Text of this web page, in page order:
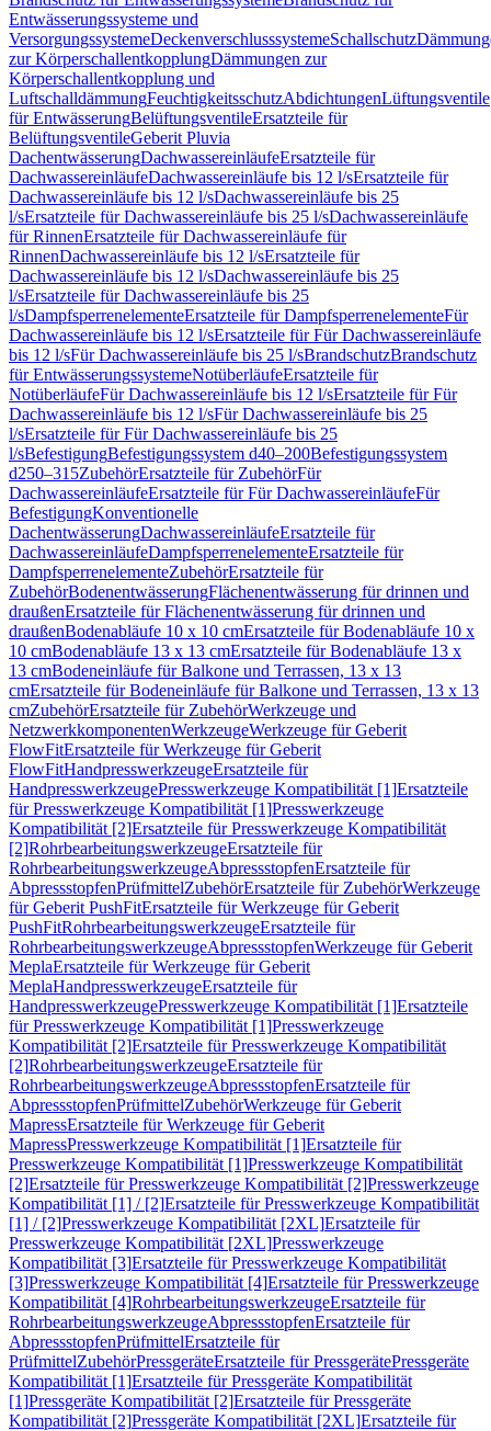
Entwässerungssysteme und
VersorgungssystemeDeckenverschlusssystemeSchallschutz
zur KörperschallentkopplungDämmungen zur
Körperschallentkopplung und
LuftschalldämmungFeuchtigkeitsschutzAbdichtungenLüftungsventile
für EntwässerungBelüftungsventileErsatzteile für
BelüftungsventileGeberit Pluvia
DachentwässerungDachwassereinläufeErsatzteile für
DachwassereinläufeDachwassereinläufe bis 12 l/sErsatzteile für
Dachwassereinläufe bis 12 l/sDachwassereinläufe bis 25
l/sErsatzteile für Dachwassereinläufe bis 25 l/sDachwassereinläufe
für RinnenErsatzteile für Dachwassereinläufe für
RinnenDachwassereinläufe bis 12 l/sErsatzteile für
Dachwassereinläufe bis 12 l/sDachwassereinläufe bis 25
l/sErsatzteile für Dachwassereinläufe bis 25
l/sDampfsperrenelementeErsatzteile für DampfsperrenelementeFür
Dachwassereinläufe bis 12 l/sErsatzteile für Für Dachwassereinläufe
bis 12 l/sFür Dachwassereinläufe bis 25 l/sBrandschutzBrandschutz
für EntwässerungssystemeNotüberläufeErsatzteile für
NotüberläufeFür Dachwassereinläufe bis 12 l/sErsatzteile für Für
Dachwassereinläufe bis 12 l/sFür Dachwassereinläufe bis 25
l/sErsatzteile für Für Dachwassereinläufe bis 25
l/sBefestigungBefestigungssystem d40–200Befestigungssystem
d250–315ZubehörErsatzteile für ZubehörFür
DachwassereinläufeErsatzteile für Für DachwassereinläufeFür
BefestigungKonventionelle
DachentwässerungDachwassereinläufeErsatzteile für
DachwassereinläufeDampfsperrenelementeErsatzteile für
DampfsperrenelementeZubehörErsatzteile für
ZubehörBodenentwässerungFlächenentwässerung für drinnen und
draußenErsatzteile für Flächenentwässerung für drinnen und
draußenBodenabläufe 10 x 10 cmErsatzteile für Bodenabläufe 10 x
10 cmBodenabläufe 13 x 13 cmErsatzteile für Bodenabläufe 13 x
13 cmBodeneinläufe für Balkone und Terrassen, 13 x 13
cmErsatzteile für Bodeneinläufe für Balkone und Terrassen, 13 x 13
cmZubehörErsatzteile für ZubehörWerkzeuge und
NetzwerkkomponentenWerkzeugeWerkzeuge für Geberit
FlowFitErsatzteile für Werkzeuge für Geberit
FlowFitHandpresswerkzeugeErsatzteile für
HandpresswerkzeugePresswerkzeuge Kompatibilität [1]Ersatzteile
für Presswerkzeuge Kompatibilität [1]Presswerkzeuge
Kompatibilität [2]Ersatzteile für Presswerkzeuge Kompatibilität
[2]RohrbearbeitungswerkzeugeErsatzteile für
RohrbearbeitungswerkzeugeAbpressstopfenErsatzteile für
AbpressstopfenPrüfmittelZubehörErsatzteile für ZubehörWerkzeuge
für Geberit PushFitErsatzteile für Werkzeuge für Geberit
PushFitRohrbearbeitungswerkzeugeErsatzteile für
RohrbearbeitungswerkzeugeAbpressstopfenWerkzeuge für Geberit
MeplaErsatzteile für Werkzeuge für Geberit
MeplaHandpresswerkzeugeErsatzteile für
HandpresswerkzeugePresswerkzeuge Kompatibilität [1]Ersatzteile
für Presswerkzeuge Kompatibilität [1]Presswerkzeuge
Kompatibilität [2]Ersatzteile für Presswerkzeuge Kompatibilität
[2]RohrbearbeitungswerkzeugeErsatzteile für
RohrbearbeitungswerkzeugeAbpressstopfenErsatzteile für
AbpressstopfenPrüfmittelZubehörWerkzeuge für Geberit
MapressErsatzteile für Werkzeuge für Geberit
MapressPresswerkzeuge Kompatibilität [1]Ersatzteile für
Presswerkzeuge Kompatibilität [1]Presswerkzeuge Kompatibilität
[2]Ersatzteile für Presswerkzeuge Kompatibilität [2]Presswerkzeuge
Kompatibilität [1] / [2]Ersatzteile für Presswerkzeuge Kompatibilität
[1] / [2]Presswerkzeuge Kompatibilität [2XL]Ersatzteile für
Presswerkzeuge Kompatibilität [2XL]Presswerkzeuge
Kompatibilität [3]Ersatzteile für Presswerkzeuge Kompatibilität
[3]Presswerkzeuge Kompatibilität [4]Ersatzteile für Presswerkzeuge
Kompatibilität [4]RohrbearbeitungswerkzeugeErsatzteile für
RohrbearbeitungswerkzeugeAbpressstopfenErsatzteile für
AbpressstopfenPrüfmittelErsatzteile für
PrüfmittelZubehörPressgeräteErsatzteile für PressgerätePressgeräte
Kompatibilität [1]Ersatzteile für Pressgeräte Kompatibilität
[1]Pressgeräte Kompatibilität [2]Ersatzteile für Pressgeräte
Kompatibilität [2]Pressgeräte Kompatibilität [2XL]Ersatzteile für